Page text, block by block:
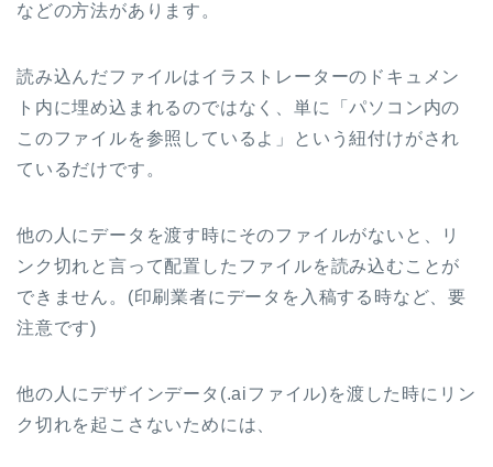
などの方法があります。
読み込んだファイルはイラストレーターのドキュメン
ト内に埋め込まれるのではなく、単に「パソコン内の
このファイルを参照しているよ」という紐付けがされ
ているだけです。
他の人にデータを渡す時にそのファイルがないと、リ
ンク切れと言って配置したファイルを読み込むことが
できません。(印刷業者にデータを入稿する時など、要
注意です)
他の人にデザインデータ(.aiファイル)を渡した時にリン
ク切れを起こさないためには、